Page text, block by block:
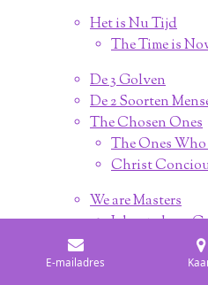
Het is Nu Tijd
The Time is
De 3 Golven
De 2 Soorten
The Chosen Ones
The Ones
Christ
We are Masters
Je bent al een
◌ Dimensies
E-mailadres